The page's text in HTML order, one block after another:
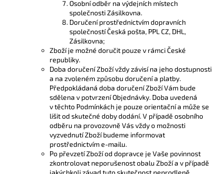
Osobní odběr na výdejních místech
společnosti Zásilkovna.
Doručení prostřednictvím dopravních
společností Česká pošta, PPL CZ, DHL,
Zásilkovna;
Zboží je možné doručit pouze v rámci České
republiky.
Doba doručení Zboží vždy závisí na jeho dostupnosti
a na zvoleném způsobu doručení a platby.
Předpokládaná doba doručení Zboží Vám bude
sdělena v potvrzení Objednávky. Doba uvedená
v těchto Podmínkách je pouze orientační a může se
lišit od skutečné doby dodání. V případě osobního
odběru na provozovně Vás vždy o možnosti
vyzvednutí Zboží budeme informovat
prostřednictvím e-mailu.
Po převzetí Zboží od dopravce je Vaše povinnost
zkontrolovat neporušenost obalu Zboží a v případě
jakýchkoli závad tuto skutečnost neprodleně